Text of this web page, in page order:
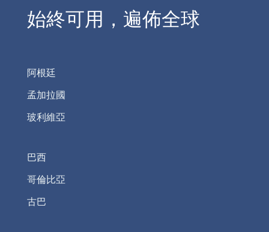
始終可用，遍佈全球
阿根廷
孟加拉國
玻利維亞
巴西
哥倫比亞
古巴